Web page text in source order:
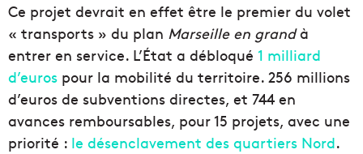
Ce projet devrait en effet être le premier du volet
« transports » du plan Marseille en grandà
entrer en service. L’État a débloqué 1 milliard
d’euros pour la mobilité du territoire. 256 millions
d’euros de subventions directes, et 744 en
avances remboursables, pour 15 projets, avec une
priorité : le désenclavement des quartiers Nord.